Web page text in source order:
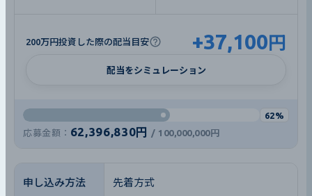
200万円投資した際の配当目安 +37,100 円
配当をシミュレーション
62%
応募金額： 62,396,830円 / 100,000,000円
申し込み方法 先着方式